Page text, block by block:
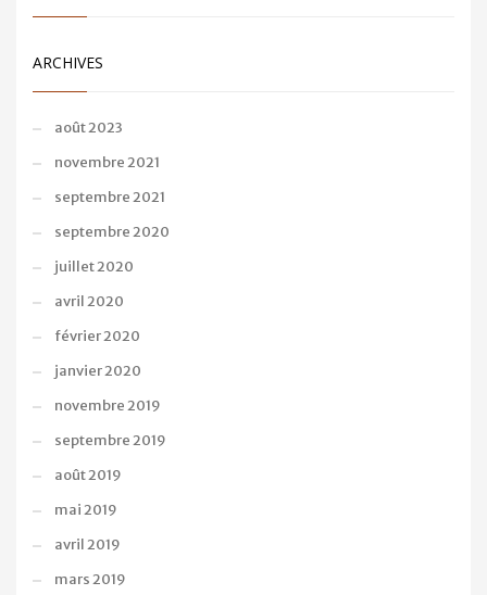
ARCHIVES
août 2023
novembre 2021
septembre 2021
septembre 2020
juillet 2020
avril 2020
février 2020
janvier 2020
novembre 2019
septembre 2019
août 2019
mai 2019
avril 2019
mars 2019